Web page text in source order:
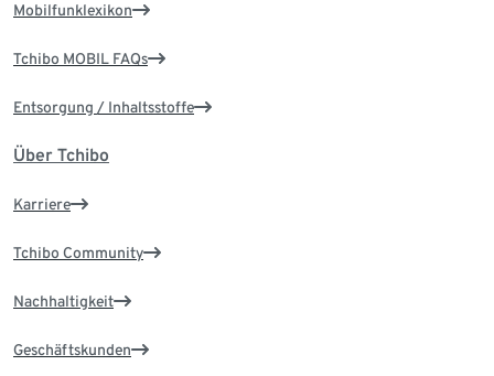
Mobilfunklexikon
Tchibo MOBIL FAQs
Entsorgung / Inhaltsstoffe
Über Tchibo
Karriere
Tchibo Community
Nachhaltigkeit
Geschäftskunden